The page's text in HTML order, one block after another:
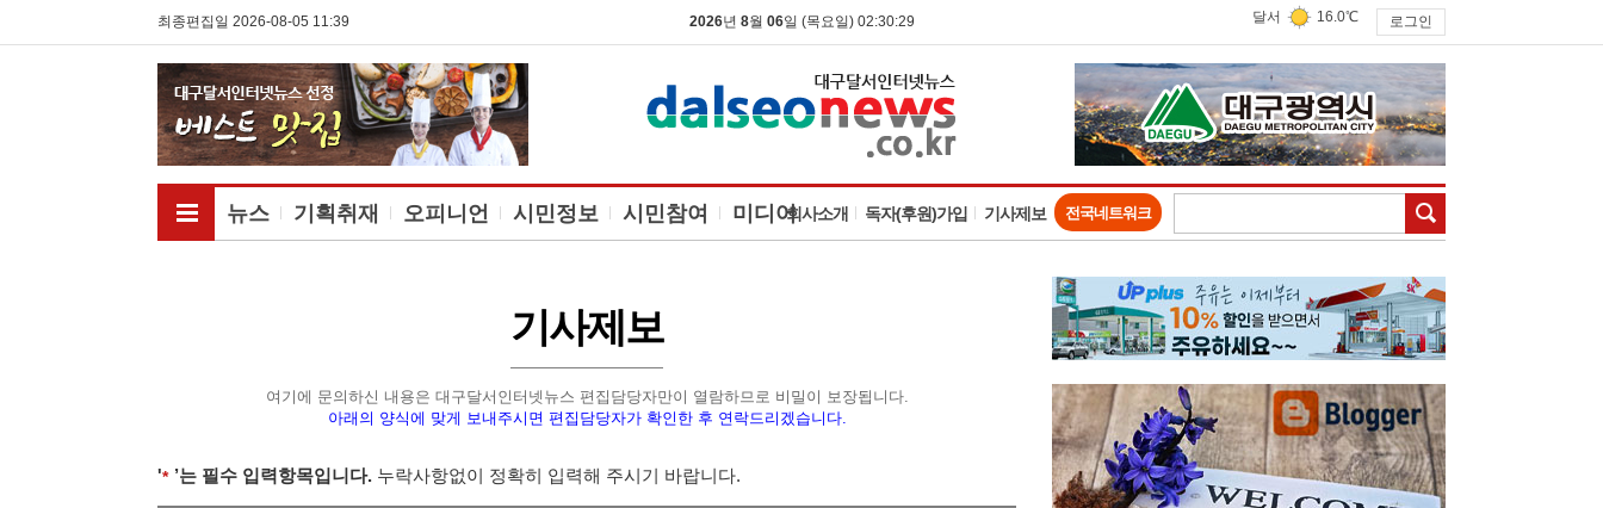
최종편집일 2026-08-05 11:39 2026년 8월 06일 (목요일) 02:30:30 달서 16.0℃ 로그인
뉴스 기획취재 오피니언 시민정보 시민참여 미디어회사소개 독자(후원)가입 기사제보 전국네트워크
전체메뉴보기
기사제보
여기에 문의하신 내용은 대구달서인터넷뉴스 편집담당자만이 열람하므로 비밀이 보장됩니다.
아래의 양식에 맞게 보내주시면 편집담당자가 확인한 후 연락드리겠습니다.
' 필수입력
’는 필수 입력항목입니다. 누락사항없이 정확히 입력해 주시기 바랍니다.